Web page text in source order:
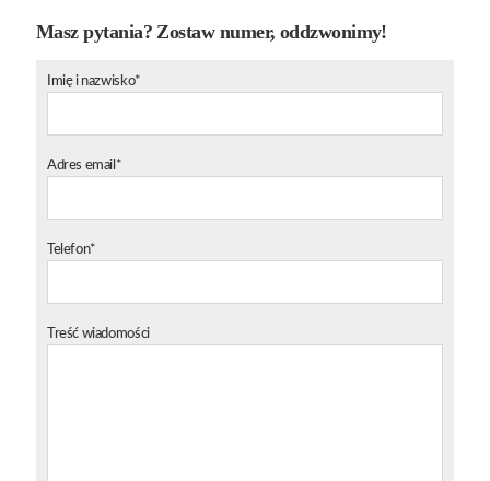
Masz pytania? Zostaw numer, oddzwonimy!
Imię i nazwisko*
Adres email*
Telefon*
Treść wiadomości